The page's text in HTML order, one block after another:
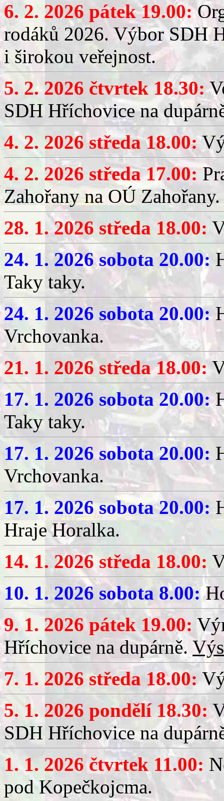
6. 2. 2026 pátek 19.00:
rodáků 2026. Výbor SDH
i širokou veřejnost.
5. 2. 2026 čtvrtek 18.30:
SDH Hříchovice na
4. 2. 2026 středa 18.00:
4. 2. 2026 středa 17.00:
Zahořany na OÚ Zahořany.
28. 1. 2026 středa 18.00:
24. 1. 2026 sobota 20.00:
Taky taky.
24. 1. 2026 sobota 20.00:
Vrchovanka.
21. 1. 2026 středa 18.00:
17. 1. 2026 sobota 20.00:
Taky taky.
17. 1. 2026 sobota 20.00:
Vrchovanka.
17. 1. 2026 sobota 20.00:
Hraje Horalka.
14. 1. 2026 středa 18.00:
10. 1. 2026 sobota 8.00:
9. 1. 2026 pátek 19.00:
Hříchovice na dupárně.
7. 1. 2026 středa 18.00:
5. 1. 2026 pondělí 18.30:
SDH Hříchovice na
1. 1. 2026 čtvrtek 11.00:
pod Kopečkojcma.